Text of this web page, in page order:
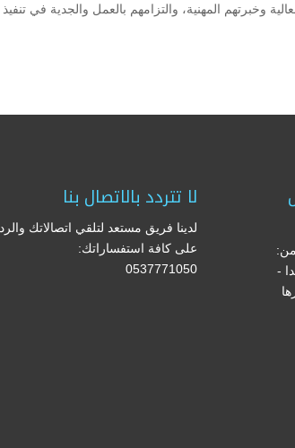
وخبرتهم المهنية، والتزامهم بالعمل والجدية في تنفيذ
من:
-
لا تتردد بالاتصال بنا
لدينا فريق مستعد لتلقي اتصالاتك والرد
على كافة استفساراتك:
0537771050